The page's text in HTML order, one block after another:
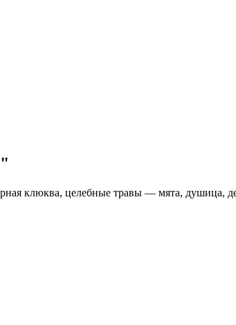
клюква, целебные травы — мята, душица,